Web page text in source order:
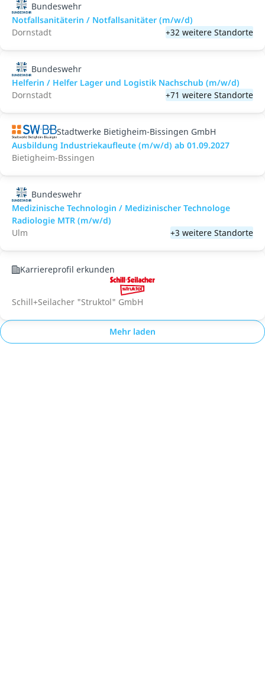
Bundeswehr
Notfallsanitäterin / Notfallsanitäter (m/w/d)
Dornstadt
+32 weitere Standorte
Bundeswehr
Helferin / Helfer Lager und Logistik Nachschub (m/w/d)
Dornstadt
+71 weitere Standorte
Stadtwerke Bietigheim-Bissingen GmbH
Ausbildung Industriekaufleute (m/w/d) ab 01.09.2027
Bietigheim-Bssingen
Bundeswehr
Medizinische Technologin / Medizinischer Technologe
Radiologie MTR (m/w/d)
Ulm
+3 weitere Standorte
Karriereprofil erkunden
Schill+Seilacher "Struktol" GmbH
Mehr laden